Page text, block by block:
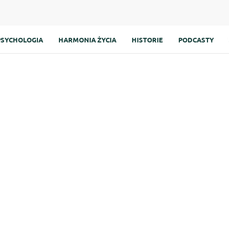
HARMONIA ŻYCIA HISTORIE PODCASTY